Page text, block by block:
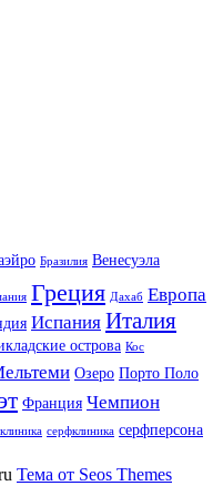
Бразилия Венесуэла
Греция Дахаб Европа
Испания Италия
острова Кос
Озеро Порто Поло
Франция Чемпион
клиника серфклиника серфперсона
Тема от Seos Themes